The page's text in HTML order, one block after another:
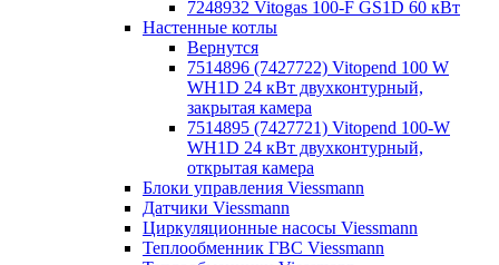
7248932 Vitogas 100-F GS1D 60 кВт
Настенные котлы
Вернутся
7514896 (7427722) Vitopend 100 W
WH1D 24 кВт двухконтурный,
закрытая камера
7514895 (7427721) Vitopend 100-W
WH1D 24 кВт двухконтурный,
открытая камера
Блоки управления Viessmann
Датчики Viessmann
Циркуляционные насосы Viessmann
Теплообменник ГВС Viessmann